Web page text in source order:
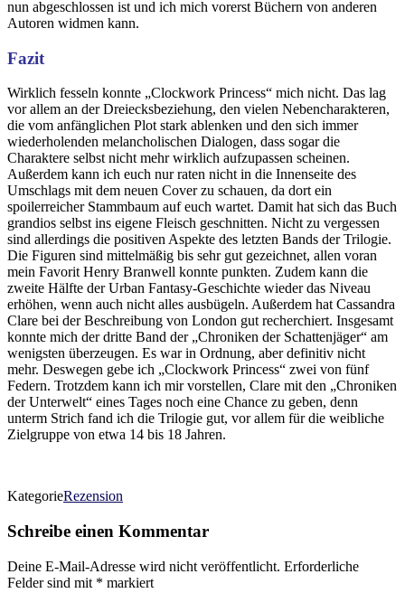
nun abgeschlossen ist und ich mich vorerst Büchern von anderen
Autoren widmen kann.
Fazit
Wirklich fesseln konnte „Clockwork Princess“ mich nicht. Das lag
vor allem an der Dreiecksbeziehung, den vielen Nebencharakteren,
die vom anfänglichen Plot stark ablenken und den sich immer
wiederholenden melancholischen Dialogen, dass sogar die
Charaktere selbst nicht mehr wirklich aufzupassen scheinen.
Außerdem kann ich euch nur raten nicht in die Innenseite des
Umschlags mit dem neuen Cover zu schauen, da dort ein
spoilerreicher Stammbaum auf euch wartet. Damit hat sich das Buch
grandios selbst ins eigene Fleisch geschnitten. Nicht zu vergessen
sind allerdings die positiven Aspekte des letzten Bands der Trilogie.
Die Figuren sind mittelmäßig bis sehr gut gezeichnet, allen voran
mein Favorit Henry Branwell konnte punkten. Zudem kann die
zweite Hälfte der Urban Fantasy-Geschichte wieder das Niveau
erhöhen, wenn auch nicht alles ausbügeln. Außerdem hat Cassandra
Clare bei der Beschreibung von London gut recherchiert. Insgesamt
konnte mich der dritte Band der „Chroniken der Schattenjäger“ am
wenigsten überzeugen. Es war in Ordnung, aber definitiv nicht
mehr. Deswegen gebe ich „Clockwork Princess“ zwei von fünf
Federn. Trotzdem kann ich mir vorstellen, Clare mit den „Chroniken
der Unterwelt“ eines Tages noch eine Chance zu geben, denn
unterm Strich fand ich die Trilogie gut, vor allem für die weibliche
Zielgruppe von etwa 14 bis 18 Jahren.
KategorieRezension
Schreibe einen Kommentar
Deine E-Mail-Adresse wird nicht veröffentlicht. Erforderliche
Felder sind mit * markiert